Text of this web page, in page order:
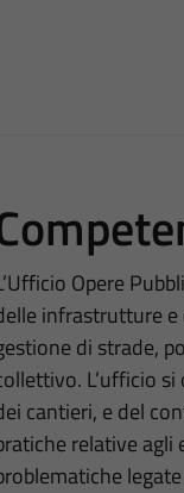
Opere
infrastrutture e
di strade,
L’ufficio
cantieri, e del
relative agli